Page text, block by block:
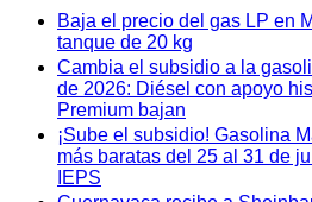
Baja el precio del gas LP en
tanque de 20 kg
Cambia el subsidio a la
de 2026: Diésel con apoyo
Premium bajan
¡Sube el subsidio! Gasolina
más baratas del 25 al 31 de
IEPS